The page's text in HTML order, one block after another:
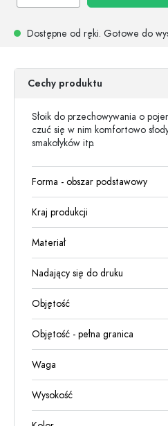
Dostępne od ręki. Gotowe do
Cechy produktu
Słoik do przechowywania o
czuć się w nim komfortowo
smakołyków itp.
Forma - obszar podstawowy
Kraj produkcji
Materiał
Nadający się do druku
Objętość
Objętość - pełna granica
Waga
Wysokość